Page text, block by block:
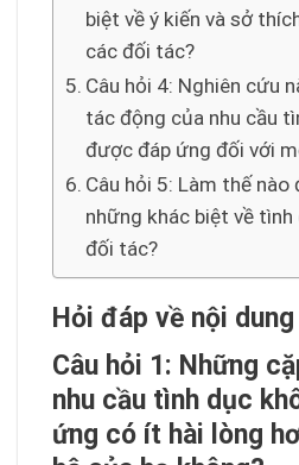
biệt về ý kiến và sở
các đối tác?
Câu hỏi 4: Nghiên cứu
tác động của nhu cầu
được đáp ứng đối với
Câu hỏi 5: Làm thế nào
những khác biệt về tình
đối tác?
Hỏi đáp về nội
Câu hỏi 1: Những
nhu cầu tình dục
ứng có ít hài lòng